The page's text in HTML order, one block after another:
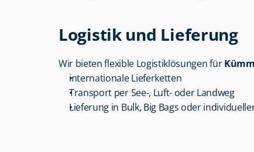
Logistik und Lieferung
Wir bieten flexible Logistiklösungen für
internationale Lieferketten
Transport per See-, Luft- oder Landweg
Lieferung in Bulk, Big Bags oder